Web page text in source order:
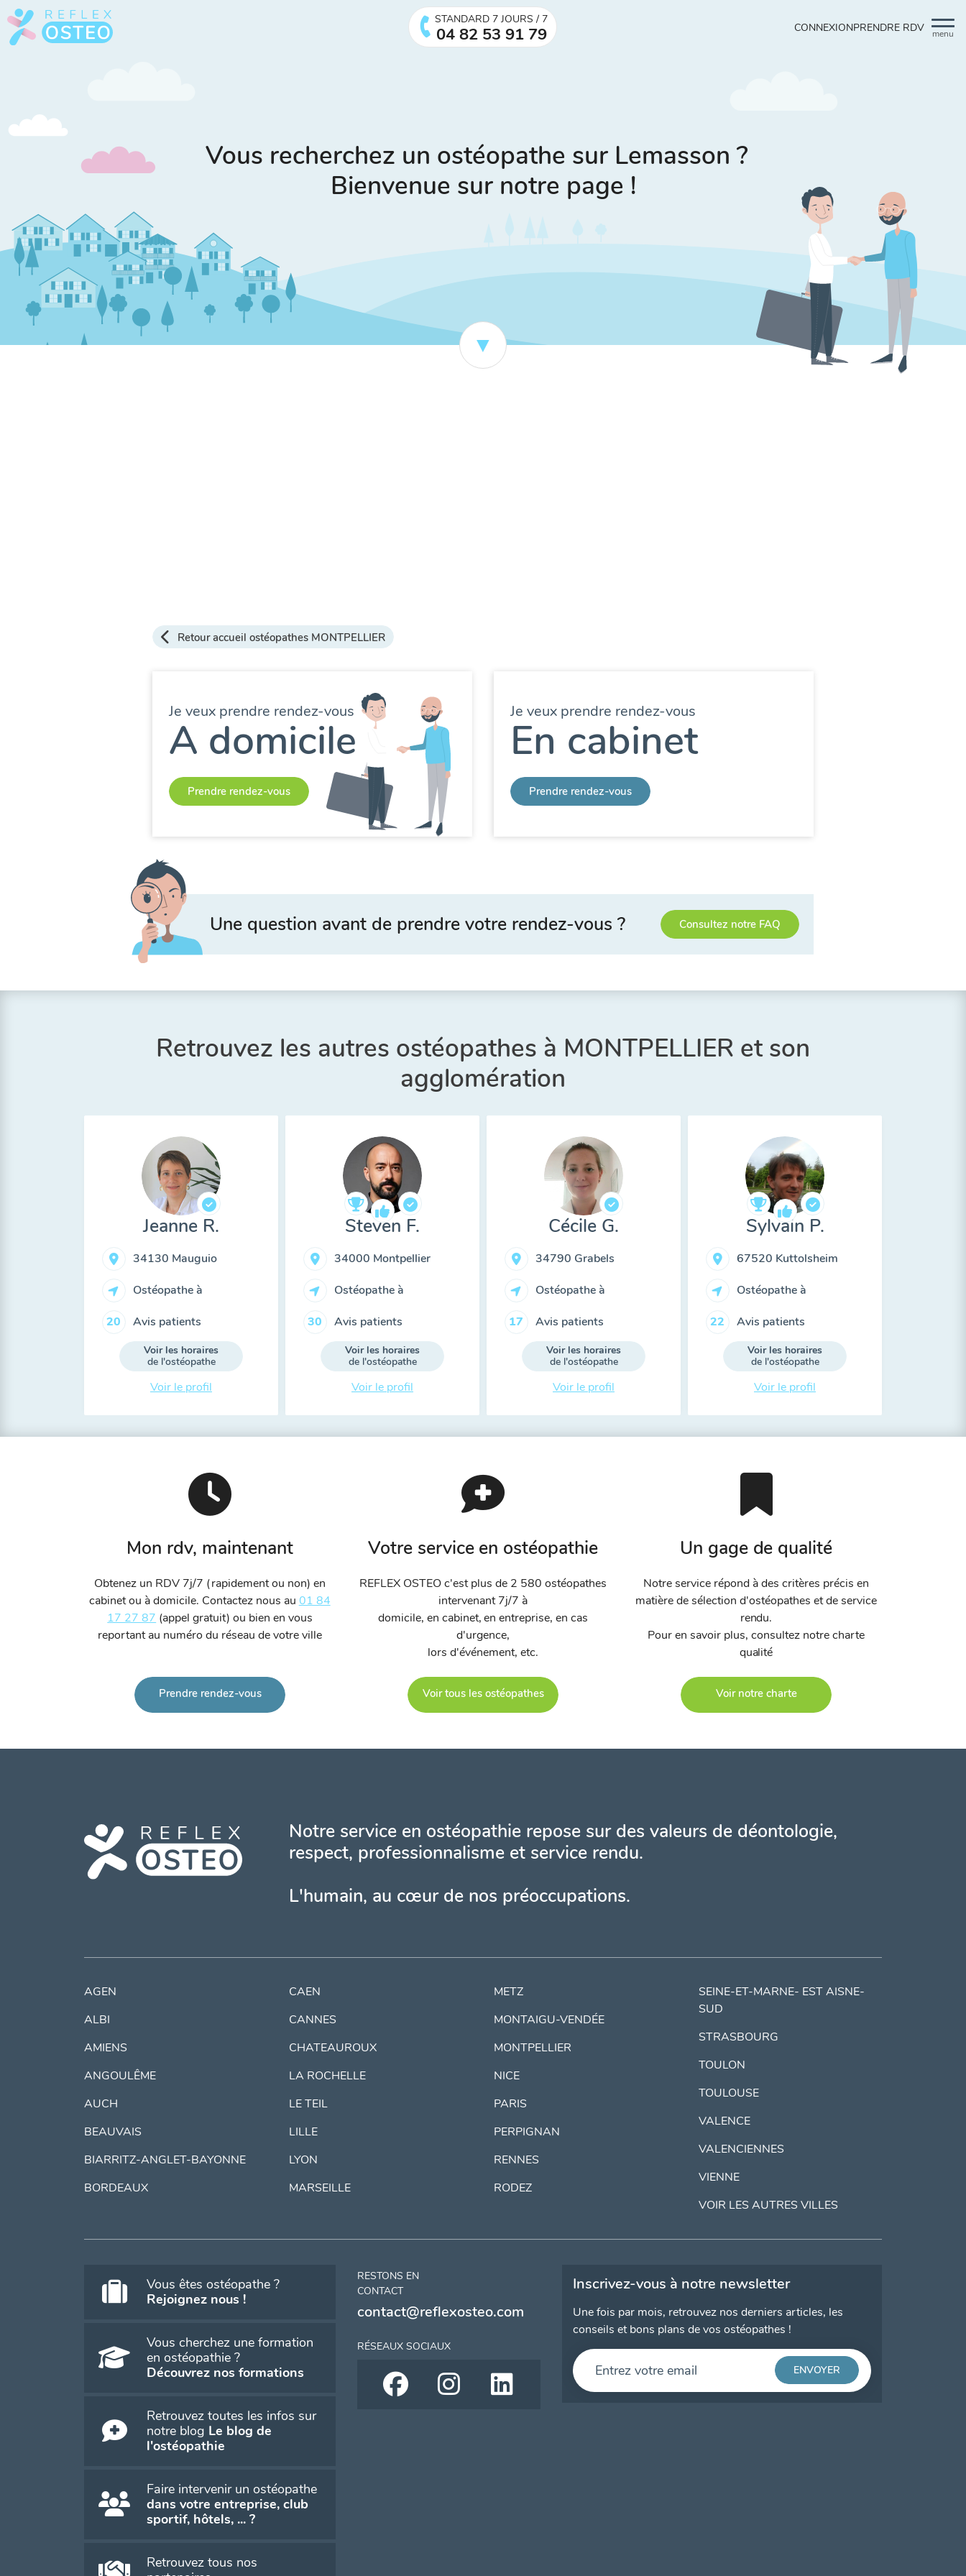
menu
STANDARD 7 JOURS / 7
04 82 53 91 79 CONNEXIONPRENDRE RDV
Vous recherchez un ostéopathe sur Lemasson ?
Bienvenue sur notre page !
Retour accueil ostéopathes MONTPELLIER
Je veux prendre rendez-vous
A domicile
Prendre rendez-vous
Je veux prendre rendez-vous
En cabinet
Prendre rendez-vous
Une question avant de prendre votre rendez-vous ? Consultez notre FAQ
Retrouvez les autres ostéopathes à MONTPELLIER et son
agglomération
Jeanne R.
34130 Mauguio
Ostéopathe à
20 Avis patients
Voir les horaires
de l'ostéopathe
Voir le profil
Steven F.
34000 Montpellier
Ostéopathe à
30 Avis patients
Voir les horaires
de l'ostéopathe
Voir le profil
Cécile G.
34790 Grabels
Ostéopathe à
17 Avis patients
Voir les horaires
de l'ostéopathe
Voir le profil
Sylvain P.
67520 Kuttolsheim
Ostéopathe à
22 Avis patients
Voir les horaires
de l'ostéopathe
Voir le profil
Mon rdv, maintenant
Obtenez un RDV 7j/7 (rapidement ou non) en
cabinet ou à domicile. Contactez nous au 01 84
17 27 87 (appel gratuit) ou bien en vous
reportant au numéro du réseau de votre ville
Prendre rendez-vous
Votre service en ostéopathie
REFLEX OSTEO c'est plus de 2 580 ostéopathes
intervenant 7j/7 à
domicile, en cabinet, en entreprise, en cas
d'urgence,
lors d'événement, etc.
Voir tous les ostéopathes
Un gage de qualité
Notre service répond à des critères précis en
matière de sélection d'ostéopathes et de service
rendu.
Pour en savoir plus, consultez notre charte
qualité
Voir notre charte
Notre service en ostéopathie repose sur des valeurs de déontologie,
respect, professionnalisme et service rendu.
L'humain, au cœur de nos préoccupations.
AGEN
ALBI
AMIENS
ANGOULÊME
AUCH
BEAUVAIS
BIARRITZ-ANGLET-BAYONNE
BORDEAUX
CAEN
CANNES
CHATEAUROUX
LA ROCHELLE
LE TEIL
LILLE
LYON
MARSEILLE
METZ
MONTAIGU-VENDÉE
MONTPELLIER
NICE
PARIS
PERPIGNAN
RENNES
RODEZ
SEINE-ET-MARNE- EST AISNE-
SUD
STRASBOURG
TOULON
TOULOUSE
VALENCE
VALENCIENNES
VIENNE
VOIR LES AUTRES VILLES
Vous êtes ostéopathe ?
Rejoignez nous !
Vous cherchez une formation
en ostéopathie ?
Découvrez nos formations
Retrouvez toutes les infos sur
notre blog Le blog de
l'ostéopathie
Faire intervenir un ostéopathe
dans votre entreprise, club
sportif, hôtels, ... ?
Retrouvez tous nos
RESTONS EN
CONTACT
contact@reflexosteo.com
RÉSEAUX SOCIAUX
Inscrivez-vous à notre newsletter
Une fois par mois, retrouvez nos derniers articles, les
conseils et bons plans de vos ostéopathes !